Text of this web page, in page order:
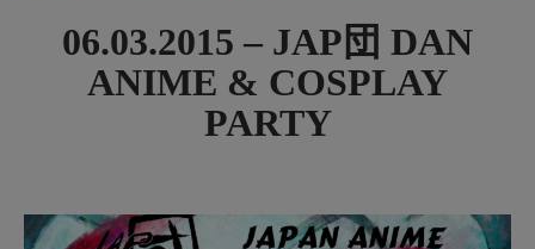
06.03.2015 – JAP団 DAN
ANIME & COSPLAY
PARTY